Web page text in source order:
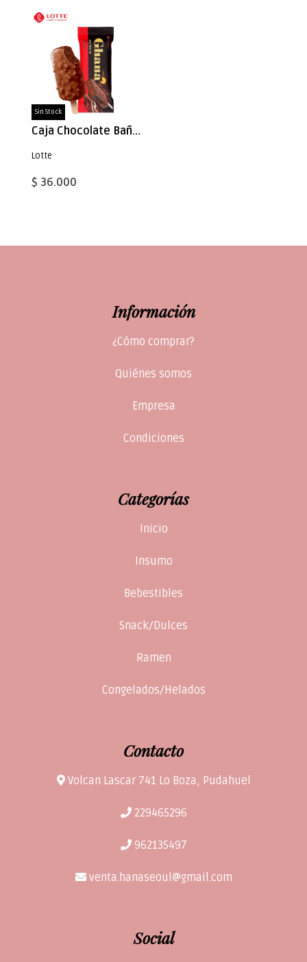
Sin Stock
Caja Chocolate Bañado Chocolate 75ml x 24 (7656)
Lotte
$ 36.000
Información
¿Cómo comprar?
Quiénes somos
Empresa
Condiciones
Categorías
Inicio
Insumo
Bebestibles
Snack/Dulces
Ramen
Congelados/Helados
Contacto
Volcan Lascar 741 Lo Boza, Pudahuel
229465296
962135497
venta.hanaseoul@gmail.com
Social